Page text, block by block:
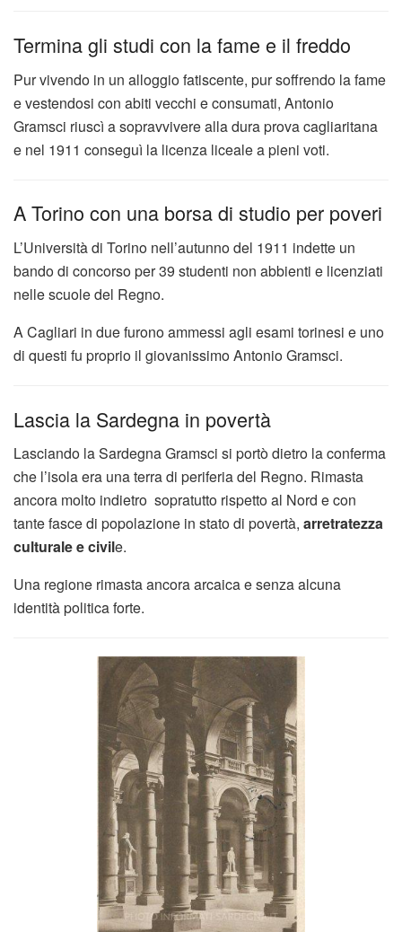
Termina gli studi con la fame e il freddo
Pur vivendo in un alloggio fatiscente, pur soffrendo la fame
e vestendosi con abiti vecchi e consumati, Antonio
Gramsci riuscì a sopravvivere alla dura prova cagliaritana
e nel 1911 conseguì la licenza liceale a pieni voti.
A Torino con una borsa di studio per poveri
L’Università di Torino nell’autunno del 1911 indette un
bando di concorso per 39 studenti non abbienti e licenziati
nelle scuole del Regno.
A Cagliari in due furono ammessi agli esami torinesi e uno
di questi fu proprio il giovanissimo Antonio Gramsci.
Lascia la Sardegna in povertà
Lasciando la Sardegna Gramsci si portò dietro la conferma
che l’isola era una terra di periferia del Regno. Rimasta
ancora molto indietro sopratutto rispetto al Nord e con
tante fasce di popolazione in stato di povertà, arretratezza
culturale e civile.
Una regione rimasta ancora arcaica e senza alcuna
identità politica forte.